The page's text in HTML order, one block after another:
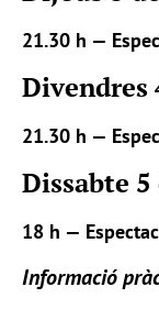
21.30 h —
21.30 h —
Dissabte
18 h —
Informació